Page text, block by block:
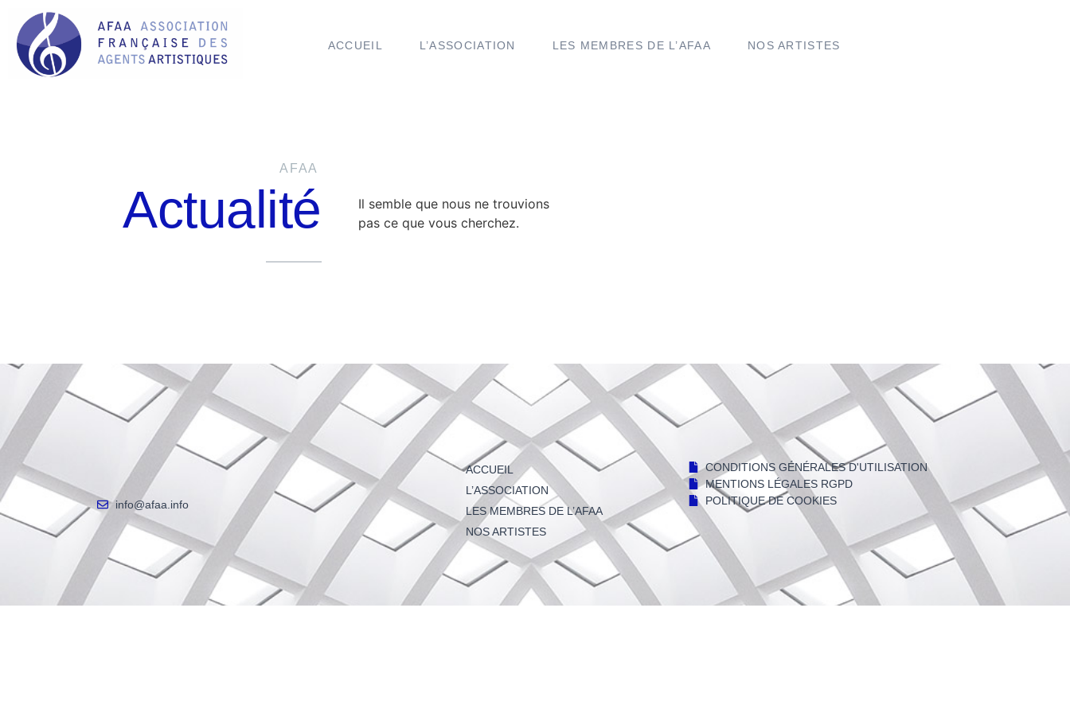
ACCUEIL L’ASSOCIATION LES MEMBRES DE L’AFAA NOS ARTISTES
AFAA
Actualité
Il semble que nous ne trouvions
pas ce que vous cherchez.
info@afaa.info
ACCUEIL
L’ASSOCIATION
LES MEMBRES DE L’AFAA
NOS ARTISTES
CONDITIONS GÉNÉRALES D'UTILISATION
MENTIONS LÉGALES RGPD
POLITIQUE DE COOKIES